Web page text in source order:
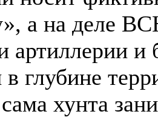
а на деле
артиллерии
глубине
хунта